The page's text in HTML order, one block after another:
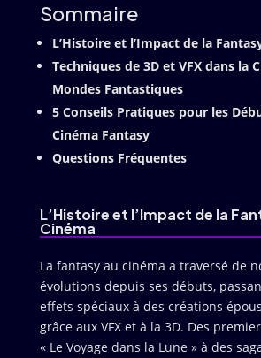
Sommaire
L’Histoire et l’Impact de la
Techniques de 3D et VFX dans la
Mondes Fantastiques
5 Conseils Pratiques pour les
Cinéma Fantasy
Questions Fréquentes
L’Histoire et l’Impact de la
Cinéma
La fantasy au cinéma a traversé de
évolutions depuis ses débuts,
effets spéciaux à des créations
grâce aux VFX et à la 3D. Des
« Le Voyage dans la Lune » à des